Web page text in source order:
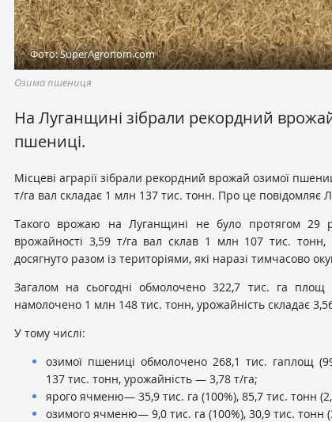
Фото: SuperAgronom.com
Озима пшениця
На Луганщині зібрали рекордний
пшениці.
Місцеві аграрії зібрали рекордний врожай озимої
т/га вал складає 1 млн 137 тис. тонн. Про це повідомляє
Такого врожаю на Луганщині не було протягом 29
врожайності 3,59 т/га вал склав 1 млн 107 тис.
досягнуто разом із територіями, які наразі тимчасово
Загалом на сьогодні обмолочено 322,7 тис. га площ
намолочено 1 млн 148 тис. тонн, урожайність складає
У тому числі:
озимої пшениці обмолочено 268,1 тис. гаплощ
137 тис. тонн, урожайність — 3,78 т/га;
ярого ячменю— 35,9 тис. га (100%), 85,7 тис. тонн
озимого ячменю— 9,0 тис. га (100%), 30,9 тис. тонн